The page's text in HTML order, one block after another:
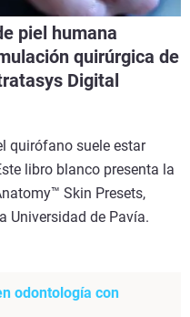
piel humana
quirúrgica de
Digital
quirófano suele estar
libro blanco presenta la
Skin Presets,
Universidad de Pavía.
odontología con